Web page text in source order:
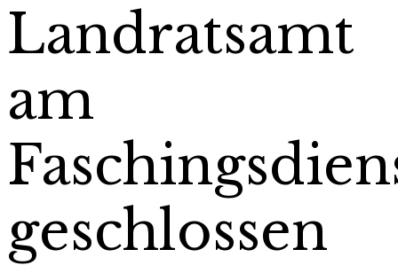
Landratsamt
am
geschlossen